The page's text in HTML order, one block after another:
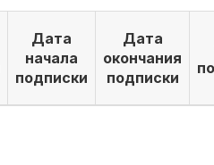
Дата
начала
подписки
Дата
окончания
подписки